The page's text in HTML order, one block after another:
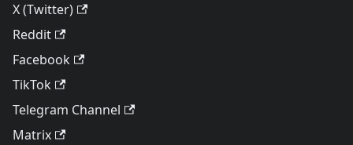
X (Twitter)
Reddit
Facebook
TikTok
Telegram Channel
Matrix